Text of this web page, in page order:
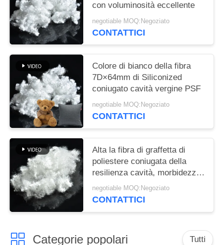
con voluminosità eccellente
negotiable MOQ:Negoziato
CONTATTICI
Colore di bianco della fibra
7D×64mm di Siliconized
coniugato cavità vergine PSF
negotiable MOQ:Negoziato
CONTATTICI
Alta la fibra di graffetta di
poliestere coniugata della
resilienza cavità, morbidezza
ha riciclato PSF
negotiable MOQ:Negoziato
CONTATTICI
Categorie popolari Tutti